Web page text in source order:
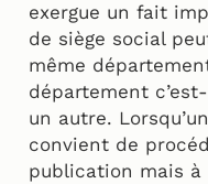
exergue un fait
de siège social
même
département
un autre.
convient de
publication mais